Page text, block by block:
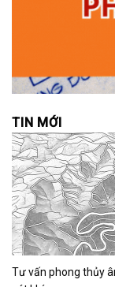
TIN MỚI
Tư vấn phong thủy